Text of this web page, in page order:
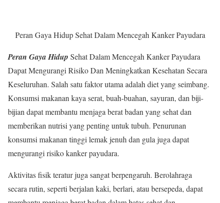
Peran Gaya Hidup Sehat Dalam Mencegah Kanker Payudara
Peran Gaya Hidup Sehat Dalam Mencegah Kanker Payudara
Dapat Mengurangi Risiko Dan Meningkatkan Kesehatan Secara
Keseluruhan. Salah satu faktor utama adalah diet yang seimbang.
Konsumsi makanan kaya serat, buah-buahan, sayuran, dan biji-
bijian dapat membantu menjaga berat badan yang sehat dan
memberikan nutrisi yang penting untuk tubuh. Penurunan
konsumsi makanan tinggi lemak jenuh dan gula juga dapat
mengurangi risiko kanker payudara.
Aktivitas fisik teratur juga sangat berpengaruh. Berolahraga
secara rutin, seperti berjalan kaki, berlari, atau bersepeda, dapat